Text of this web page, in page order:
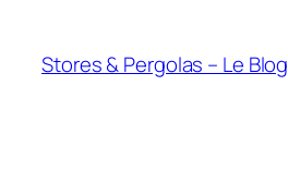
contenu
Stores & Pergolas – Le Blog